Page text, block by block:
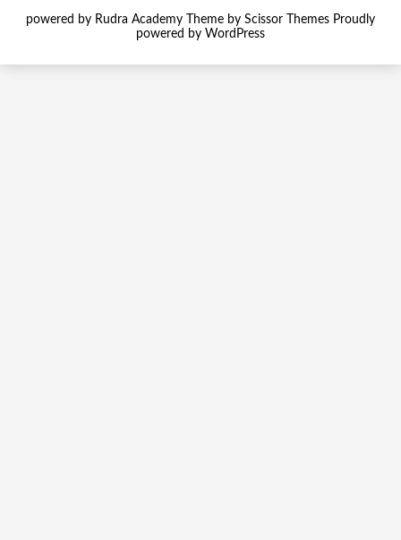
powered by Rudra Academy Theme by Scissor Themes Proudly
powered by WordPress